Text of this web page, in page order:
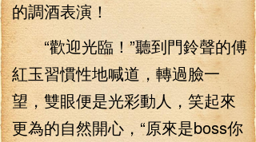
的調酒表演！
“歡迎光臨！”聽到門鈴聲的傅
紅玉習慣性地喊道，轉過臉一
望，雙眼便是光彩動人，笑起來
更為的自然開心，“原來是boss你